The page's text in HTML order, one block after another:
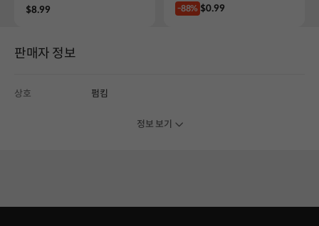
Price
$8.99 -88% Price
$0.99
판매자 정보
상호 펌킴
정보 보기